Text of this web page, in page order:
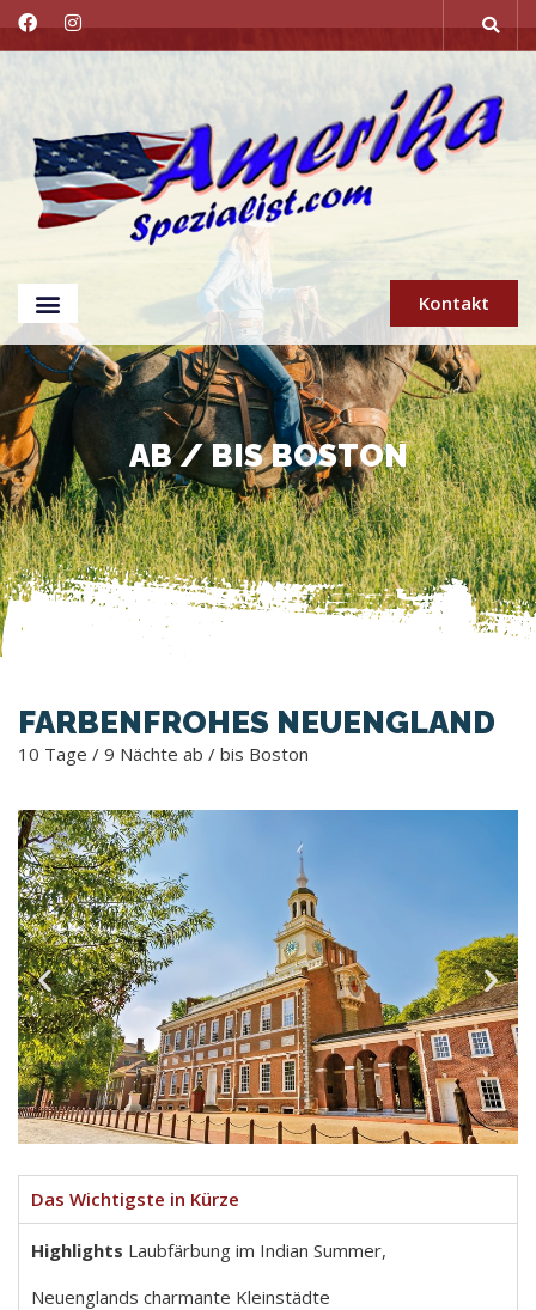
Kontakt
AB / BIS BOSTON
FARBENFROHES NEUENGLAND
10 Tage / 9 Nächte ab / bis Boston
Das Wichtigste in Kürze
Highlights Laubfärbung im Indian Summer,
Neuenglands charmante Kleinstädte